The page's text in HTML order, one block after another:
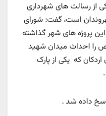
از رسالت های شهرداری
است، گفت: شورای
پروژه های شهر گذاشته
را احداث میدان شهید
که یکی از پارک
داده شد .